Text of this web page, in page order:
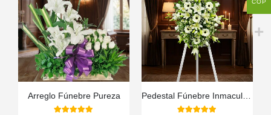
Arreglo Fúnebre Pureza
COP